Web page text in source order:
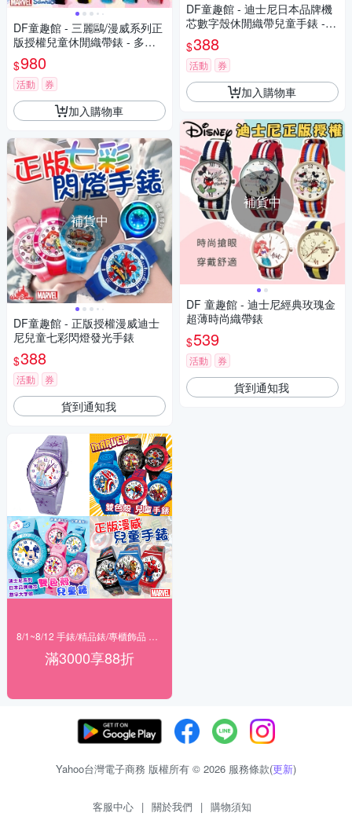
DF童趣館 - 三麗鷗/漫威系列正
版授權兒童休閒織帶錶 - 多款
可選
$980
活動 券
加入購物車
補貨中
DF童趣館 - 正版授權漫威迪士
尼兒童七彩閃燈發光手錶
$388
活動 券
貨到通知我
滿3000享88折
DF童趣館 - 迪士尼日本品牌機
芯數字殼休閒織帶兒童手錶 -
多款可選
$388
活動 券
加入購物車
補貨中
DF 童趣館 - 迪士尼經典玫瑰金
超薄時尚織帶錶
$539
活動 券
貨到通知我
Yahoo台灣電子商務 版權所有 © 2026 服務條款(更新)
客服中心 | 關於我們 | 購物須知